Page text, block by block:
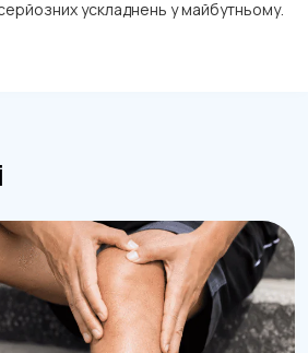
ускладнень у майбутньому.